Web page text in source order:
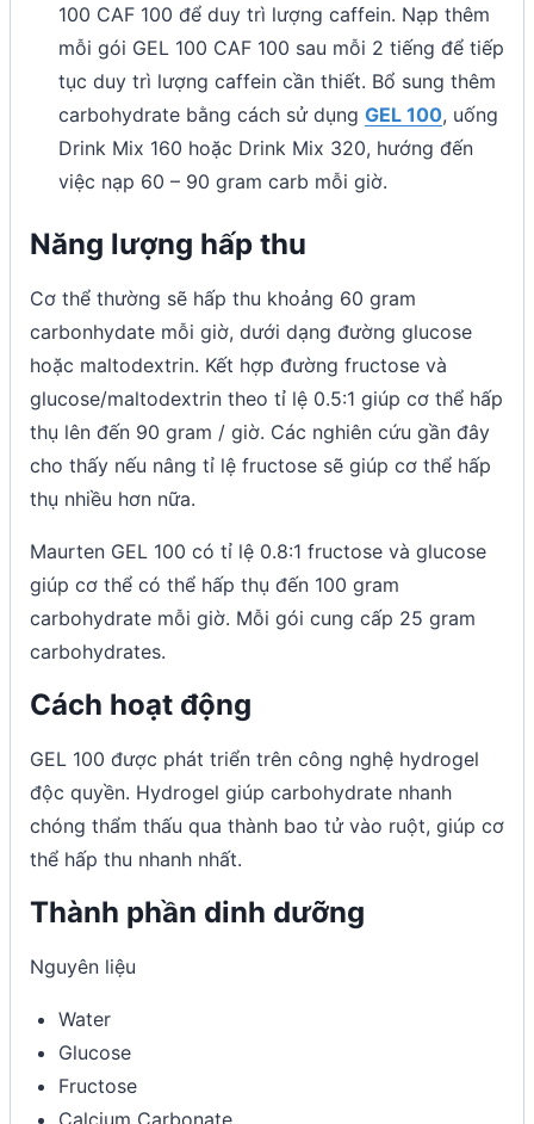
100 CAF 100 để duy trì lượng caffein. Nạp thêm
mỗi gói GEL 100 CAF 100 sau mỗi 2 tiếng để tiếp
tục duy trì lượng caffein cần thiết. Bổ sung thêm
carbohydrate bằng cách sử dụng GEL 100, uống
Drink Mix 160 hoặc Drink Mix 320, hướng đến
việc nạp 60 – 90 gram carb mỗi giờ.
Năng lượng hấp thu
Cơ thể thường sẽ hấp thu khoảng 60 gram
carbonhydate mỗi giờ, dưới dạng đường glucose
hoặc maltodextrin. Kết hợp đường fructose và
glucose/maltodextrin theo tỉ lệ 0.5:1 giúp cơ thể hấp
thụ lên đến 90 gram / giờ. Các nghiên cứu gần đây
cho thấy nếu nâng tỉ lệ fructose sẽ giúp cơ thể hấp
thụ nhiều hơn nữa.
Maurten GEL 100 có tỉ lệ 0.8:1 fructose và glucose
giúp cơ thể có thể hấp thụ đến 100 gram
carbohydrate mỗi giờ. Mỗi gói cung cấp 25 gram
carbohydrates.
Cách hoạt động
GEL 100 được phát triển trên công nghệ hydrogel
độc quyền. Hydrogel giúp carbohydrate nhanh
chóng thẩm thấu qua thành bao tử vào ruột, giúp cơ
thể hấp thu nhanh nhất.
Thành phần dinh dưỡng
Nguyên liệu
Water
Glucose
Fructose
Calcium Carbonate